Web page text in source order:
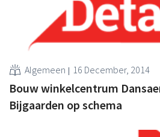
Algemeen 16 December, 2014
Bouw winkelcentrum
Bijgaarden op schema